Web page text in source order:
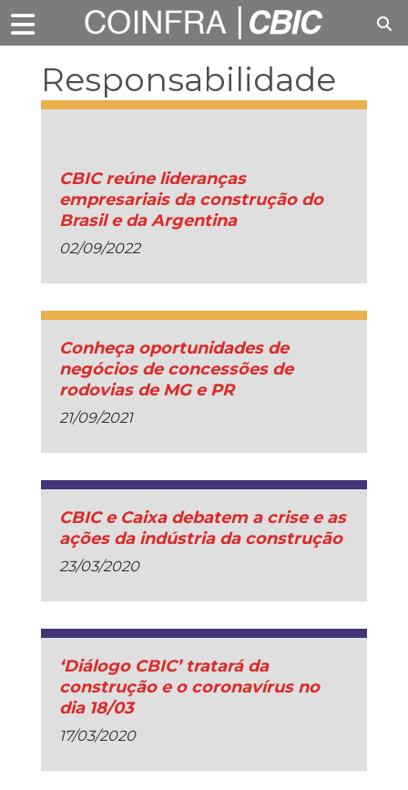
Responsabilidade
Social
CBIC reúne lideranças
empresariais da construção do
Brasil e da Argentina
02/09/2022
Conheça oportunidades de
negócios de concessões de
rodovias de MG e PR
21/09/2021
CBIC e Caixa debatem a crise e as
ações da indústria da construção
23/03/2020
‘Diálogo CBIC’ tratará da
construção e o coronavírus no
dia 18/03
17/03/2020